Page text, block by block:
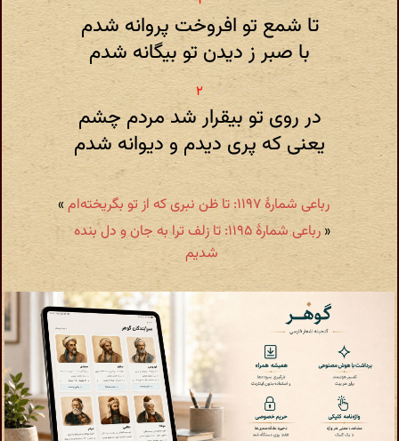
تا شمع تو افروخت پروانه شدم
با صبر ز دیدن تو بیگانه شدم
در روی تو بیقرار شد مردم چشم
یعنی که پری دیدم و دیوانه شدم
رباعی شمارهٔ ۱۱۹۷: تا ظن نبری که از تو بگریخته‌ام
»
«
رباعی شمارهٔ ۱۱۹۵: تا زلف ترا به جان و دل بنده
شدیم